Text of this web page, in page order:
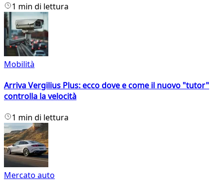
1 min di lettura
Mobilità
Arriva Vergilius Plus: ecco dove e come il nuovo "tutor"
controlla la velocità
1 min di lettura
Mercato auto